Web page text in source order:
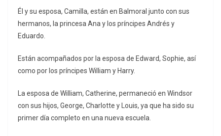
Él y su esposa, Camilla, están en Balmoral junto con sus
hermanos, la princesa Ana y los príncipes Andrés y
Eduardo.
Están acompañados por la esposa de Edward, Sophie, así
como por los príncipes William y Harry.
La esposa de William, Catherine, permaneció en Windsor
con sus hijos, George, Charlotte y Louis, ya que ha sido su
primer día completo en una nueva escuela.